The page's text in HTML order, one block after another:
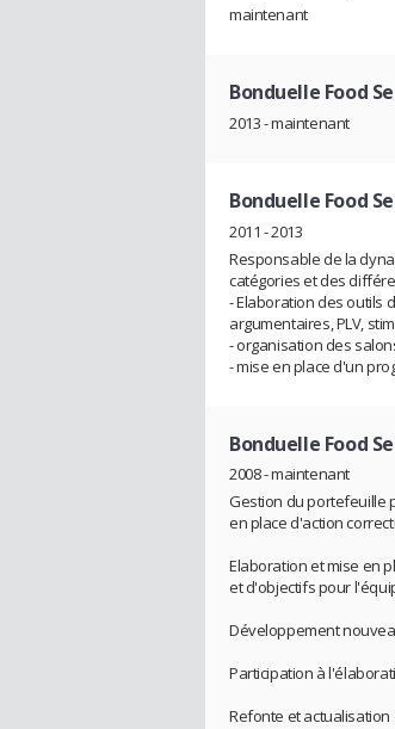
maintenant
Bonduelle Food
2013 - maintenant
Bonduelle Food
2011 - 2013
Responsable de la
catégories et des
- Elaboration des outils
argumentaires, PLV,
- organisation des
- mise en place d'un
Bonduelle Food
2008 - maintenant
Gestion du portefeuille
en place d'action
Elaboration et mise en
et d'objectifs pour
Développement
Participation à
Refonte et actualisation